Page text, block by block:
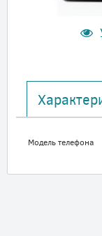
Модель телефона